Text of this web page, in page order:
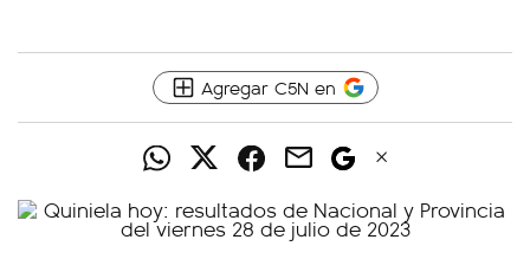
Agregar C5N en